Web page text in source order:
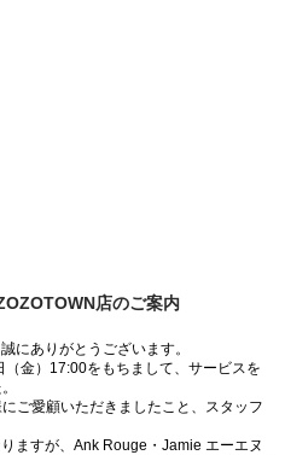
店のご案内
にありがとうございます。
金）17:00をもちまして、サービスを
ご愛顧いただきましたこと、スタッフ
ますが、Ank Rouge・Jamie エーエヌ